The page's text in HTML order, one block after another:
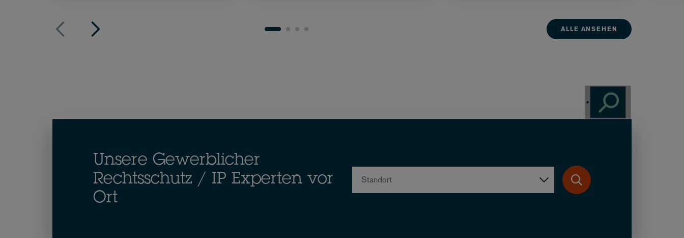
ALLE ANSEHEN
Unsere Gewerblicher
Rechtsschutz / IP Experten vor
Ort